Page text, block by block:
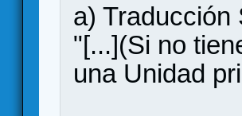
a) Traducción
"[...](Si no
una Unidad